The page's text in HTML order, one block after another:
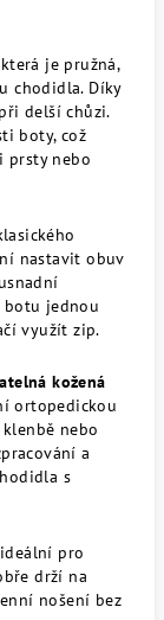
je pružná,
chodidla. Díky
delší chůzi.
boty, což
prsty nebo
nastavit obuv
botu jednou
využít zip.
kožená
ortopedickou
nebo
a
s
pro
drží na
nošení bez